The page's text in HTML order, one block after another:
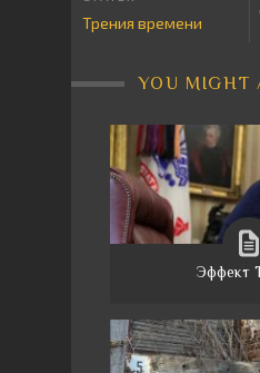
Трения времени
YOU MIGHT
Эффект